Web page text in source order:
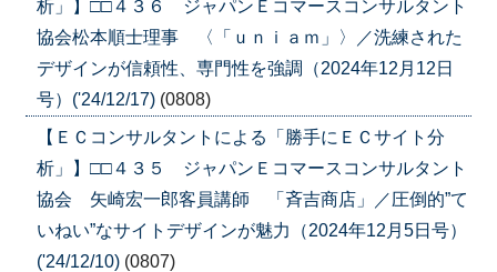
析」】□□４３６ ジャパンＥコマースコンサルタント
協会松本順士理事 〈「ｕｎｉａｍ」〉／洗練された
デザインが信頼性、専門性を強調（2024年12月12日
号）('24/12/17) (0808)
【ＥＣコンサルタントによる「勝手にＥＣサイト分
析」】□□４３５ ジャパンＥコマースコンサルタント
協会 矢崎宏一郎客員講師 「斉吉商店」／圧倒的”て
いねい”なサイトデザインが魅力（2024年12月5日号）
('24/12/10) (0807)